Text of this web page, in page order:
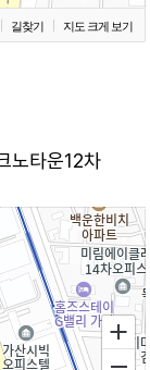
길찾기 지도 크게 보기
노타운12차